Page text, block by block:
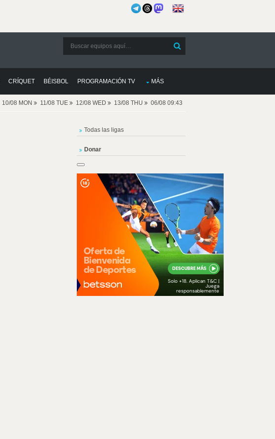
CRÍQUET BÉISBOL PROGRAMACIÓN TV MÁS
10/08 MON 11/08 TUE 12/08 WED 13/08 THU 06/08 09:43
Todas las ligas
Donar